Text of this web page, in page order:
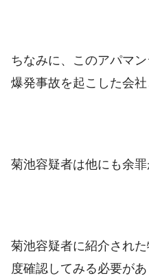
ちなみに、このアパマ
爆発事故を起こした会社
菊池容疑者は他にも余罪
菊池容疑者に紹介され
度確認してみる必要があ